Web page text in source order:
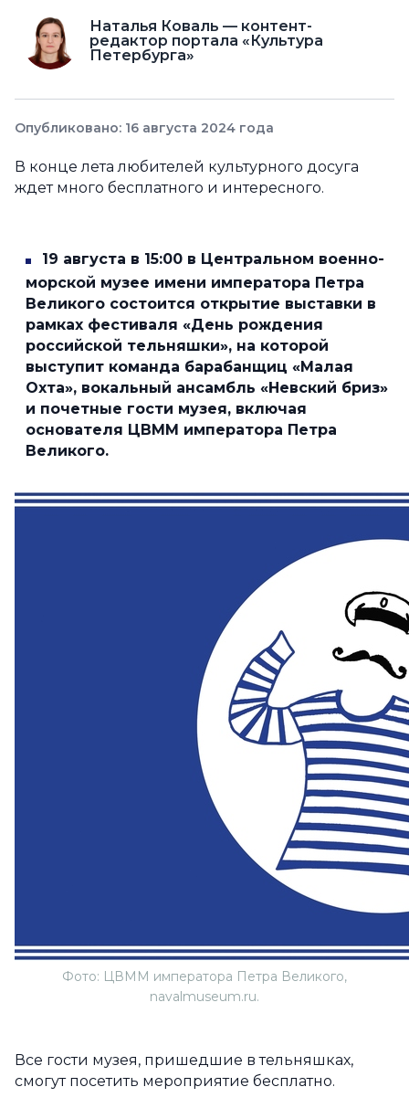
Наталья Коваль — контент-
редактор портала «Культура
Петербурга»
Опубликовано: 16 августа 2024 года
В конце лета любителей культурного досуга
ждет много бесплатного и интересного.
19 августа в 15:00 в Центральном военно-
морской музее имени императора Петра
Великого состоится открытие выставки в
рамках фестиваля «День рождения
российской тельняшки», на которой
выступит команда барабанщиц «Малая
Охта», вокальный ансамбль «Невский бриз»
и почетные гости музея, включая
основателя ЦВММ императора Петра
Великого.
Фото: ЦВММ императора Петра Великого,
navalmuseum.ru.
Все гости музея, пришедшие в тельняшках,
смогут посетить мероприятие бесплатно.